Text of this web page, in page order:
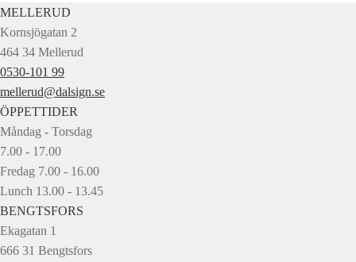
MELLERUD
Kornsjögatan 2
464 34 Mellerud
0530-101 99
mellerud@dalsign.se
ÖPPETTIDER
Måndag - Torsdag
7.00 - 17.00
Fredag 7.00 - 16.00
Lunch 13.00 - 13.45
BENGTSFORS
Ekagatan 1
666 31 Bengtsfors